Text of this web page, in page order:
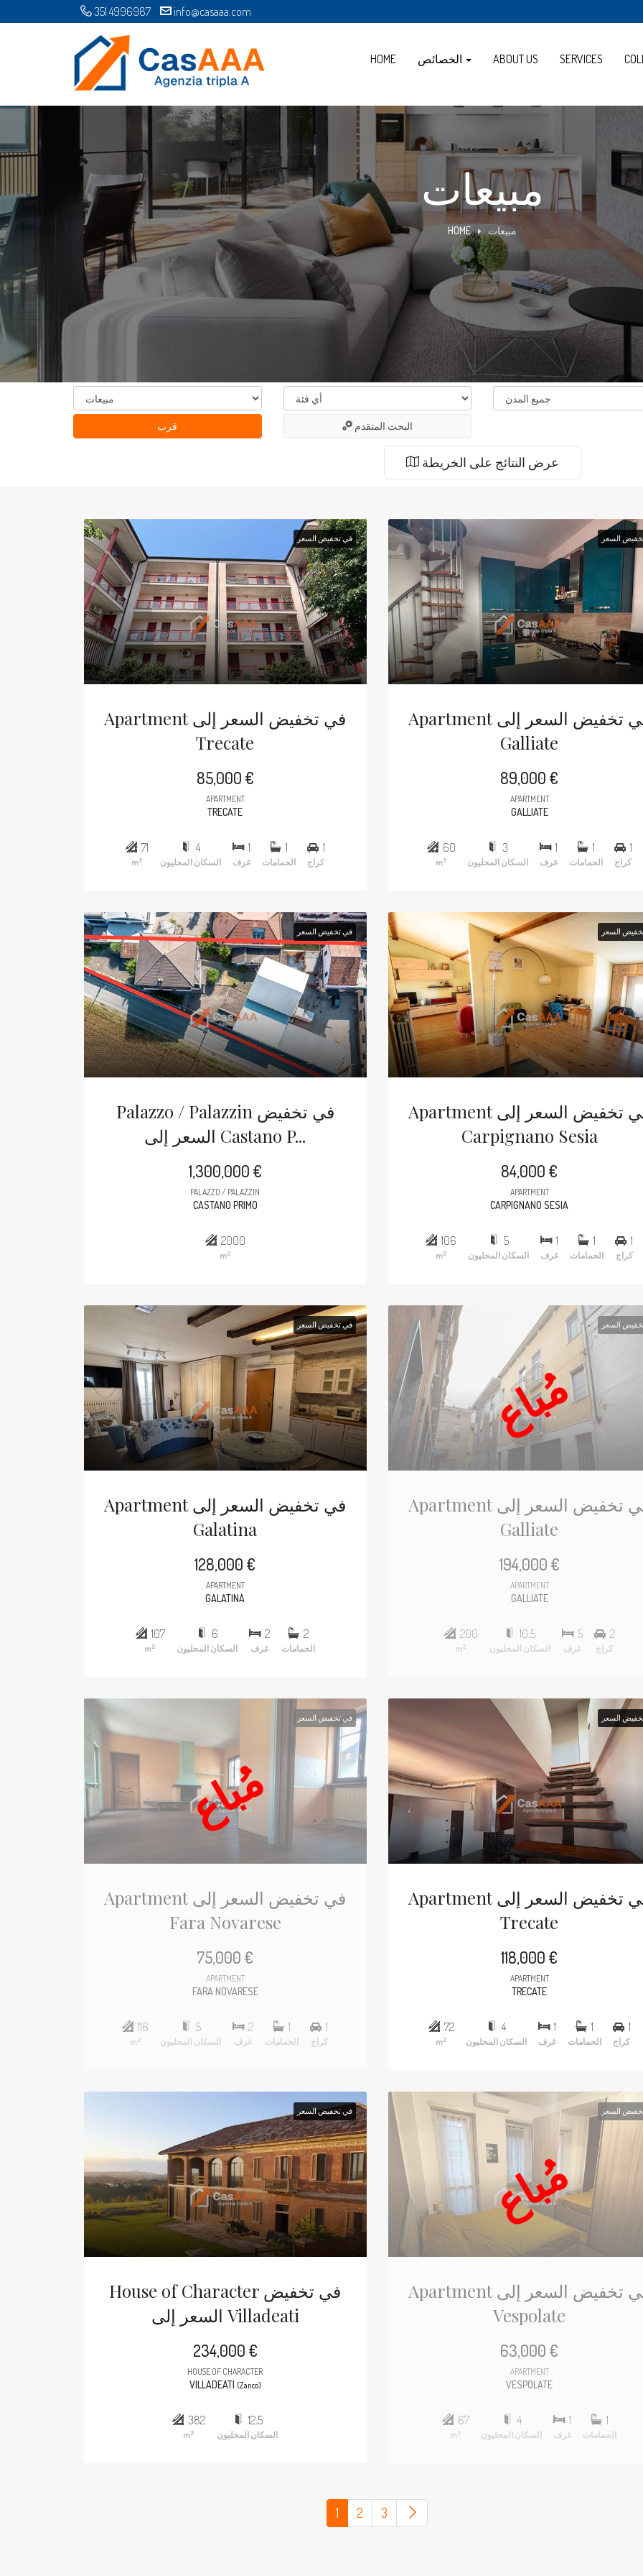
351 4996987 info@casaaa.com
HOME ABOUT US SERVICES
مبيعات
HOME مبيعات
قرب البحث المتقدم
عرض النتائج على الخريطة
في تخفيض السعر
Apartment في تخفيض السعر إلى
Trecate
85,000 €
APARTMENT
TRECATE
71
m2
4
السكان المحليون
1
غرف
1
الحمامات
1
كراج
السعر
Apartment في تخفيض السعر إلى
Galliate
89,000 €
APARTMENT
GALLIATE
60
m2
3
السكان المحليون
1
غرف
1
الحمامات
1
كراج
في تخفيض السعر
Palazzo / Palazzin في تخفيض
السعر إلى Castano P...
1,300,000 €
PALAZZO / PALAZZIN
CASTANO PRIMO
2000
m2
السعر
Apartment في تخفيض السعر إلى
Carpignano Sesia
84,000 €
APARTMENT
CARPIGNANO SESIA
106
m2
5
السكان المحليون
1
غرف
1
الحمامات
1
كراج
في تخفيض السعر
Apartment في تخفيض السعر إلى
Galatina
128,000 €
APARTMENT
GALATINA
107
m2
6
السكان المحليون
2
غرف
2
الحمامات
مُباع
السعر
Apartment في تخفيض السعر إلى
Galliate
194,000 €
APARTMENT
GALLIATE
200
m2
10.5
السكان المحليون
5
غرف
2
كراج
مُباع
في تخفيض السعر
Apartment في تخفيض السعر إلى
Fara Novarese
75,000 €
APARTMENT
FARA NOVARESE
116
m2
5
السكان المحليون
2
غرف
1
الحمامات
1
كراج
السعر
Apartment في تخفيض السعر إلى
Trecate
118,000 €
APARTMENT
TRECATE
72
m2
4
السكان المحليون
1
غرف
1
الحمامات
1
كراج
في تخفيض السعر
House of Character في تخفيض
السعر إلى Villadeati
234,000 €
HOUSE OF CHARACTER
VILLADEATI (Zanco)
382
m2
12.5
السكان المحليون
مُباع
السعر
Apartment في تخفيض السعر إلى
Vespolate
63,000 €
APARTMENT
VESPOLATE
67
m2
4
السكان المحليون
1
غرف
1
الحمامات
1 (current)
2 3